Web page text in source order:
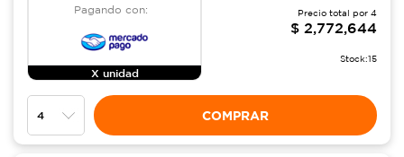
Pagando con:
X unidad
Precio total por 4
$ 2,772,644
Stock:15
COMPRAR